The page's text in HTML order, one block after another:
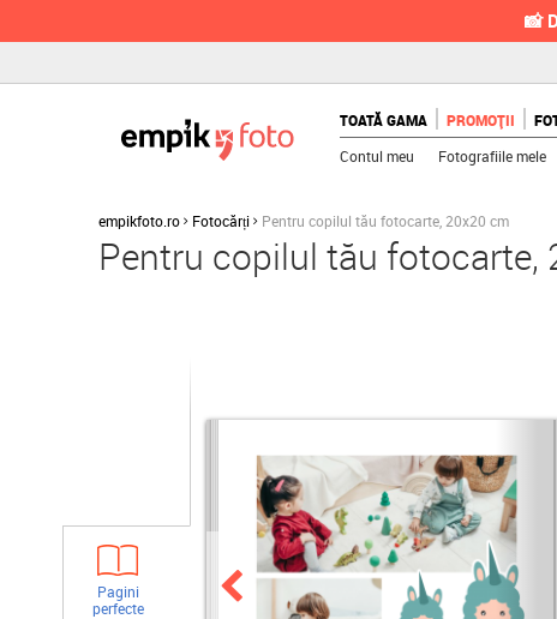
📸
TOATĂ GAMA PROMOȚII
Contul meu Fotografiile mele
empikfoto.ro Fotocărți Pentru copilul tău fotocarte, 20x20 cm
Pentru copilul tău fotocarte,
Pagini
perfecte